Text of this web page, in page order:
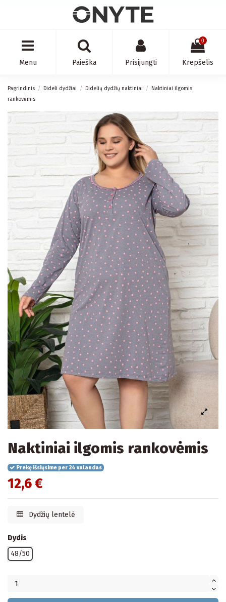
Menu Paieška Prisijungti
0
Krepšelis
Pagrindinis Dideli dydžiai Didelių dydžių naktiniai
Naktiniai ilgomis
rankovėmis
Naktiniai ilgomis rankovėmis
Prekę išsiųsime per 24 valandas
12,6 €
Dydžių lentelė
Dydis
48/50